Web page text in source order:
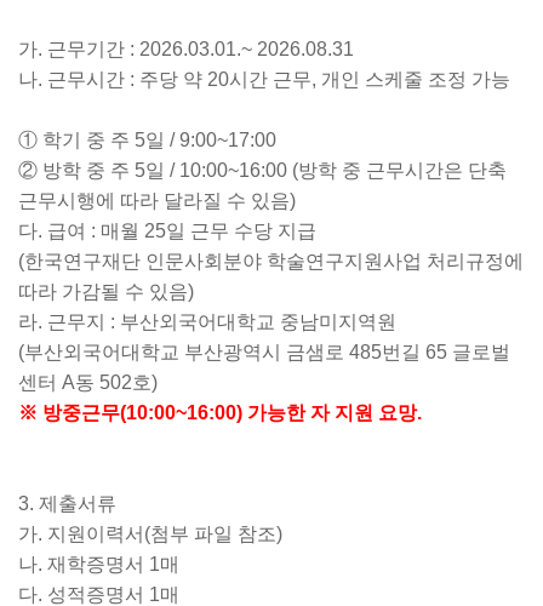
가. 근무기간 : 2026.03.01.~ 2026.08.31
나. 근무시간 : 주당 약 20시간 근무, 개인 스케줄 조정 가능
① 학기 중 주 5일 / 9:00~17:00
② 방학 중 주 5일 / 10:00~16:00 (방학 중 근무시간은 단축
근무시행에 따라 달라질 수 있음)
다. 급여 : 매월 25일 근무 수당 지급
(한국연구재단 인문사회분야 학술연구지원사업 처리규정에
따라 가감될 수 있음)
라. 근무지 : 부산외국어대학교 중남미지역원
(부산외국어대학교 부산광역시 금샘로 485번길 65 글로벌
센터 A동 502호)
※ 방중근무(10:00~16:00) 가능한 자 지원 요망.
3. 제출서류
가. 지원이력서 (첨부 파일 참조)
나. 재학증명서 1매
다. 성적증명서 1매